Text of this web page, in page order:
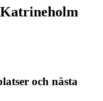
och nästa